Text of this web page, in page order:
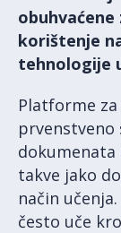
korištenje
tehnologije
Platforme
dokumenata
takve jako
način
često uče